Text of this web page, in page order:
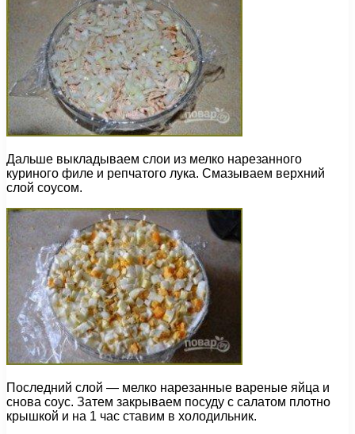
Дальше выкладываем слои из мелко нарезанного
куриного филе и репчатого лука. Смазываем верхний
слой соусом.
Последний слой — мелко нарезанные вареные яйца и
снова соус. Затем закрываем посуду с салатом плотно
крышкой и на 1 час ставим в холодильник.